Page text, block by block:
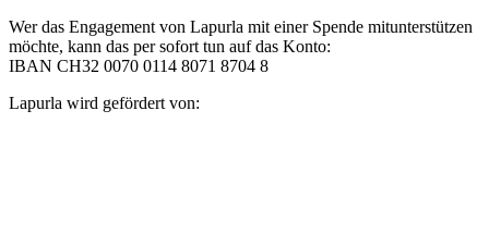
Wer das Engagement von Lapurla mit einer Spende mitunterstützen
möchte, kann das per sofort tun auf das Konto:
IBAN CH32 0070 0114 8071 8704 8
Lapurla wird gefördert von: